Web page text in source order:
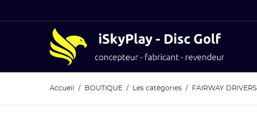
Accueil BOUTIQUE Les catégories FAIRWAY DRIVERS